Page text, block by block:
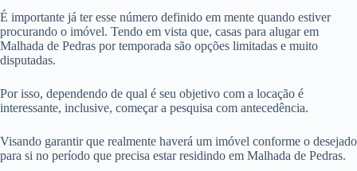
É importante já ter esse número definido em mente quando estiver
procurando o imóvel. Tendo em vista que, casas para alugar em
Malhada de Pedras por temporada são opções limitadas e muito
disputadas.
Por isso, dependendo de qual é seu objetivo com a locação é
interessante, inclusive, começar a pesquisa com antecedência.
Visando garantir que realmente haverá um imóvel conforme o desejado
para si no período que precisa estar residindo em Malhada de Pedras.